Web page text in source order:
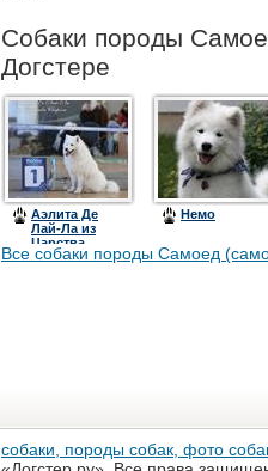
Собаки породы
Догстере
Аэлита Де
Лай-Ла из
Царства
Сварога/AELITA
Немо
Все собаки породы Самоед
собаки, породы собак, фото